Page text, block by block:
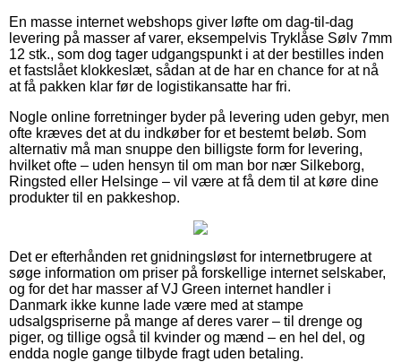
En masse internet webshops giver løfte om dag-til-dag
levering på masser af varer, eksempelvis Tryklåse Sølv 7mm
12 stk., som dog tager udgangspunkt i at der bestilles inden
et fastslået klokkeslæt, sådan at de har en chance for at nå
at få pakken klar før de logistikansatte har fri.
Nogle online forretninger byder på levering uden gebyr, men
ofte kræves det at du indkøber for et bestemt beløb. Som
alternativ må man snuppe den billigste form for levering,
hvilket ofte – uden hensyn til om man bor nær Silkeborg,
Ringsted eller Helsinge – vil være at få dem til at køre dine
produkter til en pakkeshop.
Det er efterhånden ret gnidningsløst for internetbrugere at
søge information om priser på forskellige internet selskaber,
og for det har masser af VJ Green internet handler i
Danmark ikke kunne lade være med at stampe
udsalgspriserne på mange af deres varer – til drenge og
piger, og tillige også til kvinder og mænd – en hel del, og
endda nogle gange tilbyde fragt uden betaling.